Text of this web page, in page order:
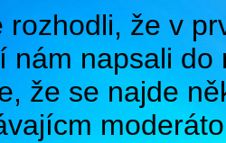
rozhodli, že v
nám napsali
že se najde